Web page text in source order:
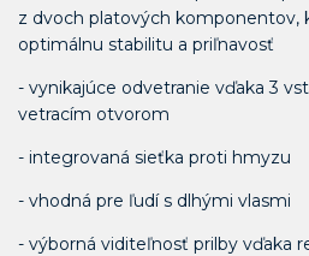
z dvoch platových komponentov,
optimálnu stabilitu a priľnavosť
- vynikajúce odvetranie vďaka 3
vetracím otvorom
- integrovaná sieťka proti hmyzu
- vhodná pre ľudí s dlhými vlasmi
- výborná viditeľnosť prilby vďaka